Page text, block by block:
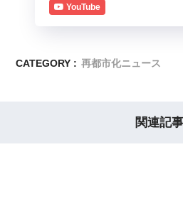
YouTube
CATEGORY : 再都市化ニュース
関連記事